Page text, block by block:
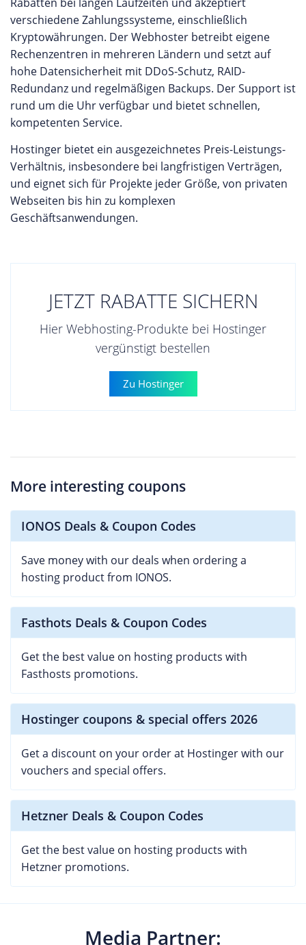
verschiedene Zahlungssysteme, einschließlich
Kryptowährungen. Der Webhoster betreibt eigene
Rechenzentren in mehreren Ländern und setzt auf
hohe Datensicherheit mit DDoS-Schutz, RAID-
Redundanz und regelmäßigen Backups. Der Support ist
rund um die Uhr verfügbar und bietet schnellen,
kompetenten Service.
Hostinger bietet ein ausgezeichnetes Preis-Leistungs-
Verhältnis, insbesondere bei langfristigen Verträgen,
und eignet sich für Projekte jeder Größe, von privaten
Webseiten bis hin zu komplexen
Geschäftsanwendungen.
JETZT RABATTE SICHERN
Hier Webhosting-Produkte bei Hostinger
vergünstigt bestellen
Zu Hostinger
More interesting coupons
IONOS Deals & Coupon Codes
Save money with our deals when ordering a
hosting product from IONOS.
Fasthots Deals & Coupon Codes
Get the best value on hosting products with
Fasthosts promotions.
Hostinger coupons & special offers 2026
Get a discount on your order at Hostinger with our
vouchers and special offers.
Hetzner Deals & Coupon Codes
Get the best value on hosting products with
Hetzner promotions.
Media Partner: